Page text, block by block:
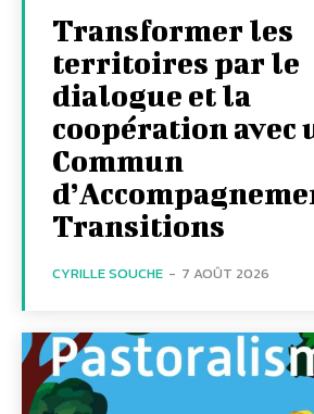
Transformer les
territoires par le
dialogue et la
coopération avec
Commun
Transitions
CYRILLE SOUCHE - 7 AOÛT 2026